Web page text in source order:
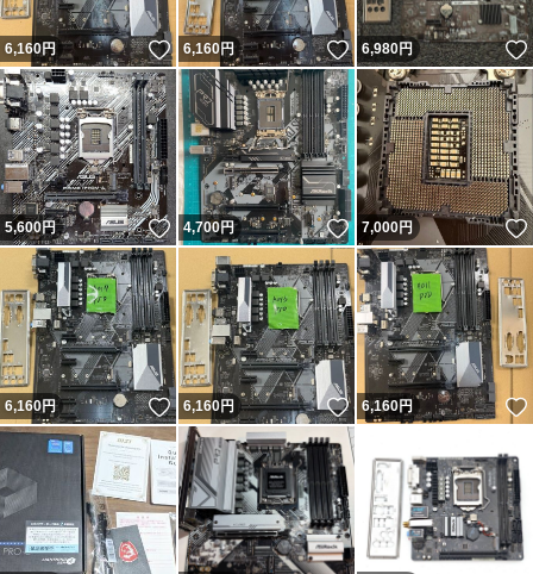
6,160円 いいね！
6,160円 いいね！
6,980円
5,600円 いいね！
4,700円 いいね！
7,000円
6,160円 いいね！
6,160円 いいね！
6,160円